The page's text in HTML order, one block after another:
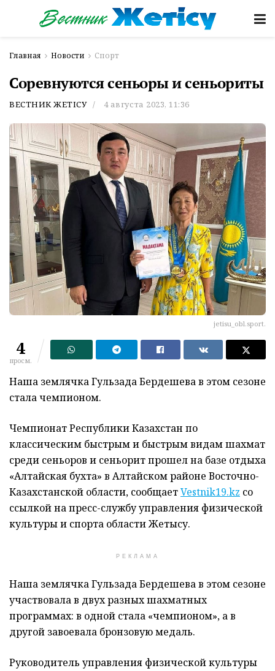
Главная Новости Спорт
Соревнуются сеньоры и сеньориты
ВЕСТНИК ЖЕТІСУ 4 августа 2023, 11:36
jetisu_obl.sport.
4
просм.
Наша землячка Гульзада Бердешева в этом сезоне
стала чемпионом.
Чемпионат Республики Казахстан по
классическим быстрым и быстрым видам шахмат
среди сеньоров и сеньорит прошел на базе отдыха
«Алтайская бухта» в Алтайском районе Восточно-
Казахстанской области, сообщаетVestnik19.kz со
ссылкой на пресс-службу управления физической
культуры и спорта области Жетысу.
РЕКЛАМА
Наша землячка Гульзада Бердешева в этом сезоне
участвовала в двух разных шахматных
программах: в одной стала «чемпионом», а в
другой завоевала бронзовую медаль.
Руководитель управления физической культуры